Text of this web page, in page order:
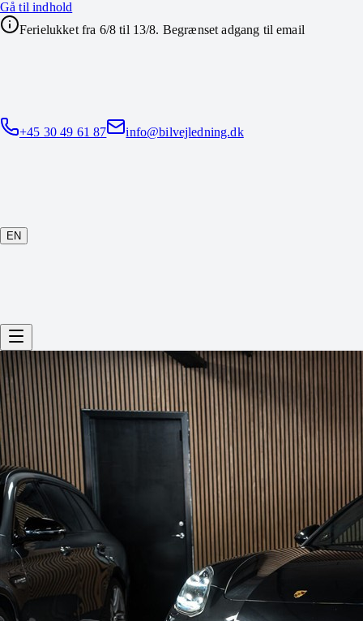
Gå til indhold
Ferielukket fra 6/8 til 13/8. Begrænset adgang til email
+45 30 49 61 87 info@bilvejledning.dk
EN